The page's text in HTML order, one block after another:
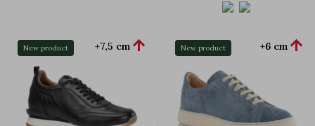
New product +7,5 cm  New product +6 cm 